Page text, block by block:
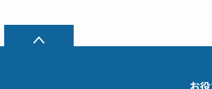
お